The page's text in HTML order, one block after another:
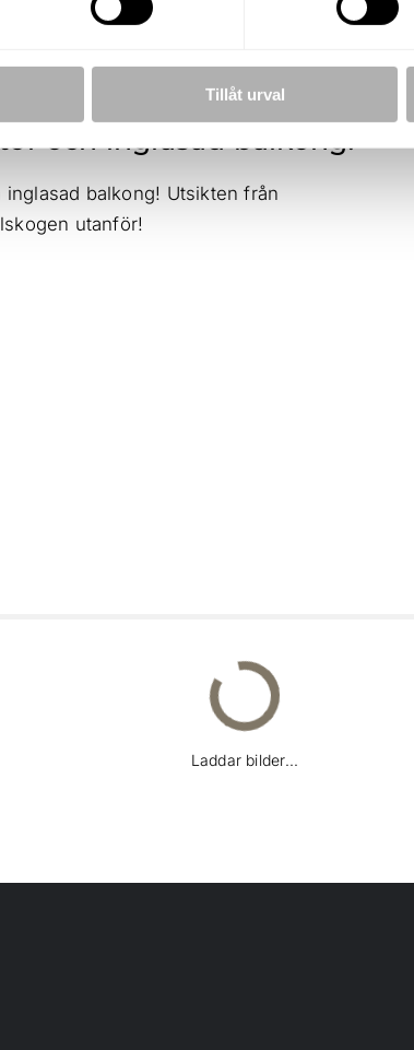
Tillåt urval
Bostadsrätt
och inglasad balkong!
balkong! Utsikten från
utanför!
Laddar bilder...